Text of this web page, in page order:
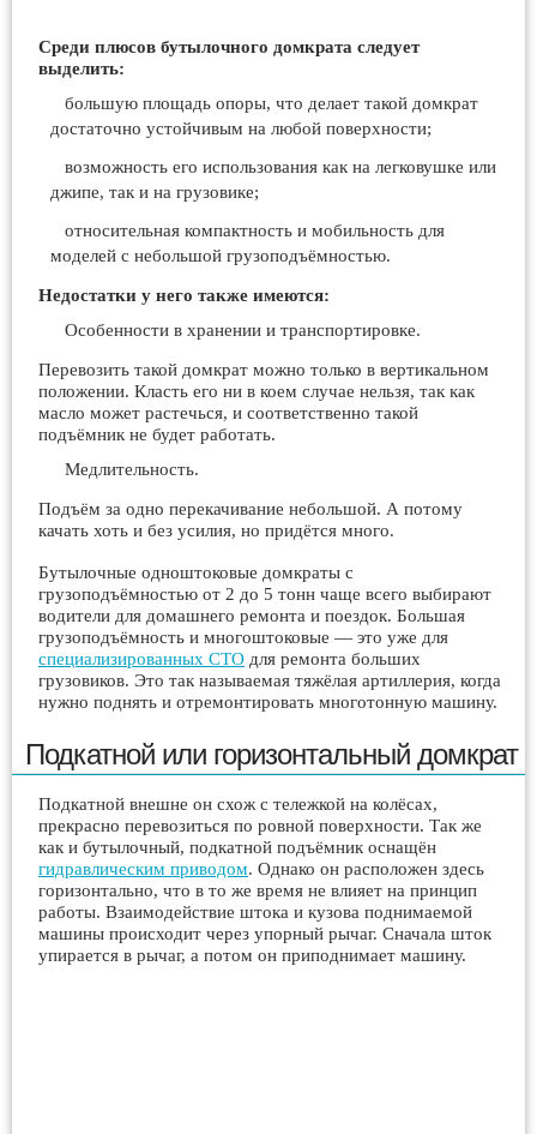
Среди плюсов бутылочного домкрата следует
выделить:
большую площадь опоры, что делает такой домкрат
достаточно устойчивым на любой поверхности;
возможность его использования как на легковушке или
джипе, так и на грузовике;
относительная компактность и мобильность для
моделей с небольшой грузоподъёмностью.
Недостатки у него также имеются:
Особенности в хранении и транспортировке.
Перевозить такой домкрат можно только в вертикальном
положении. Класть его ни в коем случае нельзя, так как
масло может растечься, и соответственно такой
подъёмник не будет работать.
Медлительность.
Подъём за одно перекачивание небольшой. А потому
качать хоть и без усилия, но придётся много.
Бутылочные одноштоковые домкраты с
грузоподъёмностью от 2 до 5 тонн чаще всего выбирают
водители для домашнего ремонта и поездок. Большая
грузоподъёмность и многоштоковые — это уже для
специализированных СТО для ремонта больших
грузовиков. Это так называемая тяжёлая артиллерия, когда
нужно поднять и отремонтировать многотонную машину.
Подкатной или горизонтальный домкрат
Подкатной внешне он схож с тележкой на колёсах,
прекрасно перевозиться по ровной поверхности. Так же
как и бутылочный, подкатной подъёмник оснащён
гидравлическим приводом. Однако он расположен здесь
горизонтально, что в то же время не влияет на принцип
работы. Взаимодействие штока и кузова поднимаемой
машины происходит через упорный рычаг. Сначала шток
упирается в рычаг, а потом он приподнимает машину.